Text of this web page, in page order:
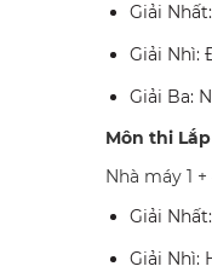
Giải
Giải Nhì:
Giải Ba:
Môn thi
Nhà máy 1 +
Giải
Giải Nhì: